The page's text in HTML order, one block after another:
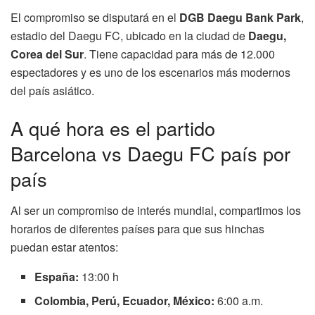
El compromiso se disputará en el DGB Daegu Bank Park,
estadio del Daegu FC, ubicado en la ciudad de Daegu,
Corea del Sur. Tiene capacidad para más de 12.000
espectadores y es uno de los escenarios más modernos
del país asiático.
A qué hora es el partido
Barcelona vs Daegu FC país por
país
Al ser un compromiso de interés mundial, compartimos los
horarios de diferentes países para que sus hinchas
puedan estar atentos:
España: 13:00 h
Colombia, Perú, Ecuador, México: 6:00 a.m.